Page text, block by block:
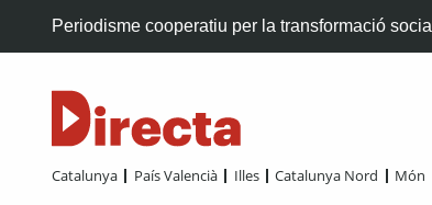
Periodisme cooperatiu per la transformació social
Catalunya País Valencià Illes Catalunya Nord Món